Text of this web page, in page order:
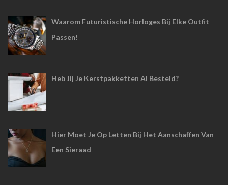
Waarom Futuristische Horloges Bij Elke Outfit
Passen!
Heb Jij Je Kerstpakketten Al Besteld?
Hier Moet Je Op Letten Bij Het Aanschaffen Van
Een Sieraad